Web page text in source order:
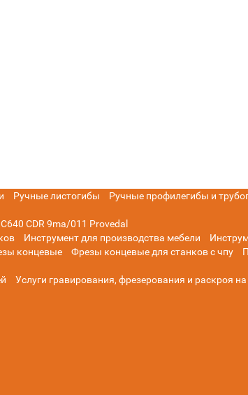
Ручные листогибы
Ручные профилегибы и
CDR 9ma/011 Provedal
Инструмент для производства мебели
концевые Фрезы концевые для станков с чпу
Услуги гравирования, фрезерования и раскроя на